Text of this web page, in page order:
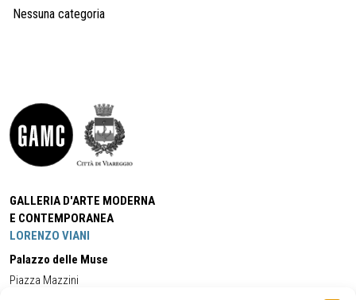
Nessuna categoria
GALLERIA D'ARTE MODERNA
E CONTEMPORANEA
LORENZO VIANI
Palazzo delle Muse
Piazza Mazzini